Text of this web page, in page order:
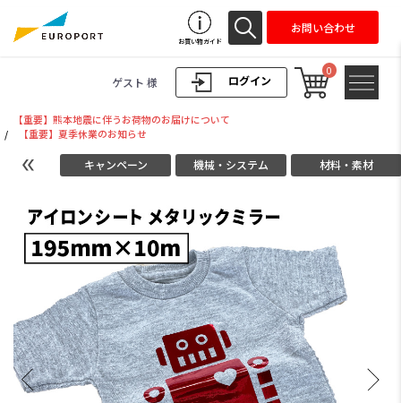
ログイン
ゲスト 様
0
お買い物ガイド
お問い合わせ
【重要】熊本地震に伴うお荷物のお届けについて
/
【重要】夏季休業のお知らせ
キャンペーン 機械・システム 材料・素材